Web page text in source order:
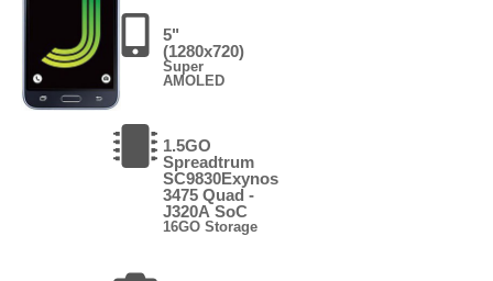
5"
(1280x720)
Super
AMOLED
1.5GO
Spreadtrum
SC9830Exynos
3475 Quad -
J320A SoC
16GO Storage